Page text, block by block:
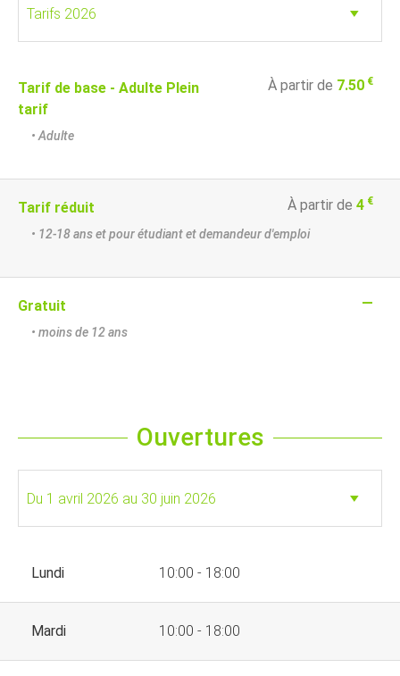
Tarif de base - Adulte Plein
tarif
À partir de 7.50 €
• Adulte
Tarif réduit À partir de 4 €
• 12-18 ans et pour étudiant et demandeur d'emploi
Gratuit —
• moins de 12 ans
Ouvertures
Lundi 10:00 - 18:00
Mardi 10:00 - 18:00